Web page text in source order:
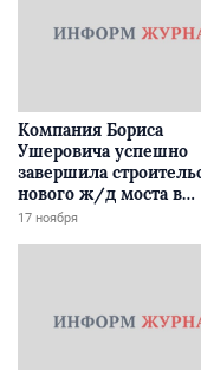
Компания Бориса
Ушеровича успешно
завершила
нового ж/д моста в
Забайкалье
17 ноября